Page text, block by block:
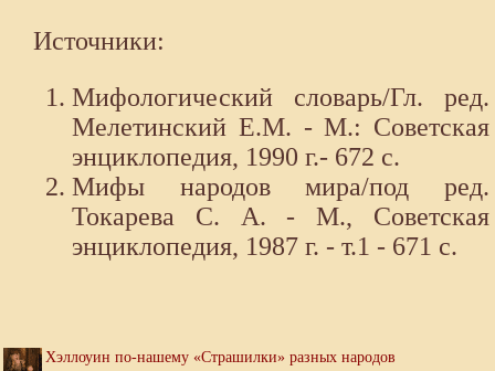
Источники:
Мифологический словарь/Гл. ред.
Мелетинский Е.М. - М.: Советская
энциклопедия, 1990 г.- 672 с.
Мифы народов мира/под ред.
Токарева С. А. - М., Советская
энциклопедия, 1987 г. - т.1 - 671 с.
Хэллоуин по-нашему «Страшилки» разных народов